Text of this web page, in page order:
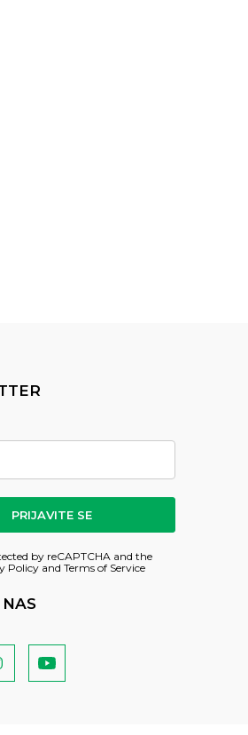
PRIJAVITE SE
by reCAPTCHA and the
Policy and Terms of Service